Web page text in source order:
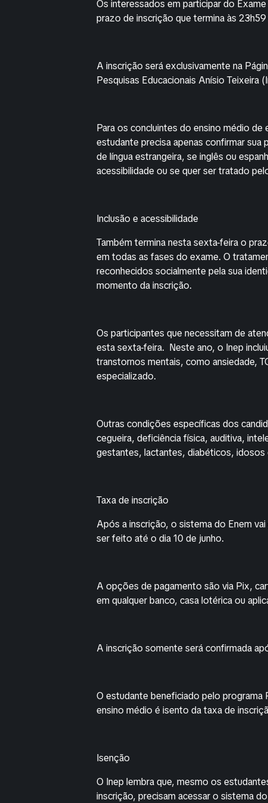
Os interessados em participar do
prazo de inscrição que termina às
A inscrição será exclusivamente na
Pesquisas Educacionais Anísio Teixeira
Para os concluintes do ensino médio
estudante precisa apenas confirmar
de língua estrangeira, se inglês ou
acessibilidade ou se quer ser tratado
Inclusão e acessibilidade
Também termina nesta sexta-feira o
em todas as fases do exame. O
reconhecidos socialmente pela sua
momento da inscrição.
Os participantes que necessitam de
esta sexta-feira. Neste ano, o Inep
transtornos mentais, como ansiedade,
especializado.
Outras condições específicas dos
cegueira, deficiência física, auditiva,
gestantes, lactantes, diabéticos, idosos
Taxa de inscrição
Após a inscrição, o sistema do Enem
ser feito até o dia 10 de junho.
A opções de pagamento são via Pix,
em qualquer banco, casa lotérica ou
A inscrição somente será confirmada
O estudante beneficiado pelo
ensino médio é isento da taxa de
Isenção
O Inep lembra que, mesmo os
inscrição, precisam acessar o sistema